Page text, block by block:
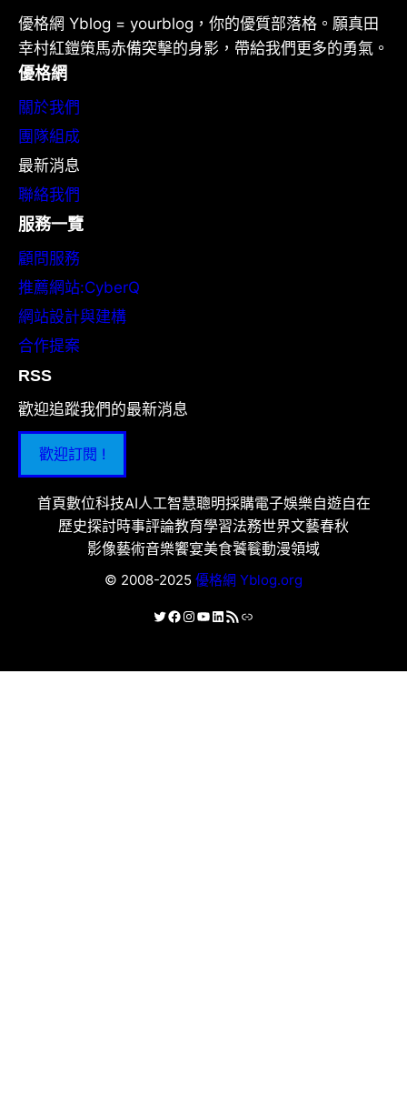
優格網 Yblog = yourblog，你的優質部落格。願真田
幸村紅鎧策馬赤備突擊的身影，帶給我們更多的勇氣。
優格網
關於我們
團隊組成
最新消息
聯絡我們
服務一覽
顧問服務
推薦網站:CyberQ
網站設計與建構
合作提案
RSS
歡迎追蹤我們的最新消息
歡迎訂閱 !
首頁數位科技AI人工智慧聰明採購電子娛樂自遊自在
歷史探討時事評論教育學習法務世界文藝春秋
影像藝術音樂饗宴美食饕餮動漫領域
© 2008-2025 優格網 Yblog.org
X Facebook
Instagram
YouTube
LinkedIn
RSS 資訊提供連結